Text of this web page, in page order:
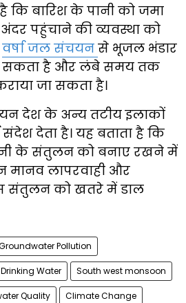
कि बारिश के पानी को जमा
पहुंचाने की व्यवस्था को
वर्षा जल संचयन से भूजल भंडार
सकता है और लंबे समय तक
जा सकता है।
देश के अन्य तटीय इलाकों
देता है। यह बताता है कि
के संतुलन को बनाए रखने में
मानव लापरवाही और
संतुलन को खतरे में डाल
Pollution
Drinking Water South west monsoon
Quality Climate Change